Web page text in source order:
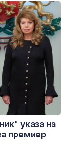
указа на
премиер